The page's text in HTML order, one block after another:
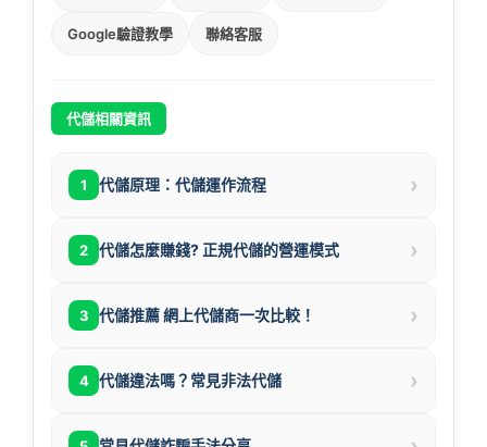
Google驗證教學 聯絡客服
代儲相關資訊
1 代儲原理：代儲運作流程 ›
2 代儲怎麼賺錢? 正規代儲的營運模式 ›
3 代儲推薦 網上代儲商一次比較！ ›
4 代儲違法嗎？常見非法代儲 ›